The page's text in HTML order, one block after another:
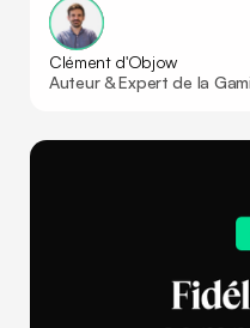
Clément d'Objow
Auteur & Expert de la